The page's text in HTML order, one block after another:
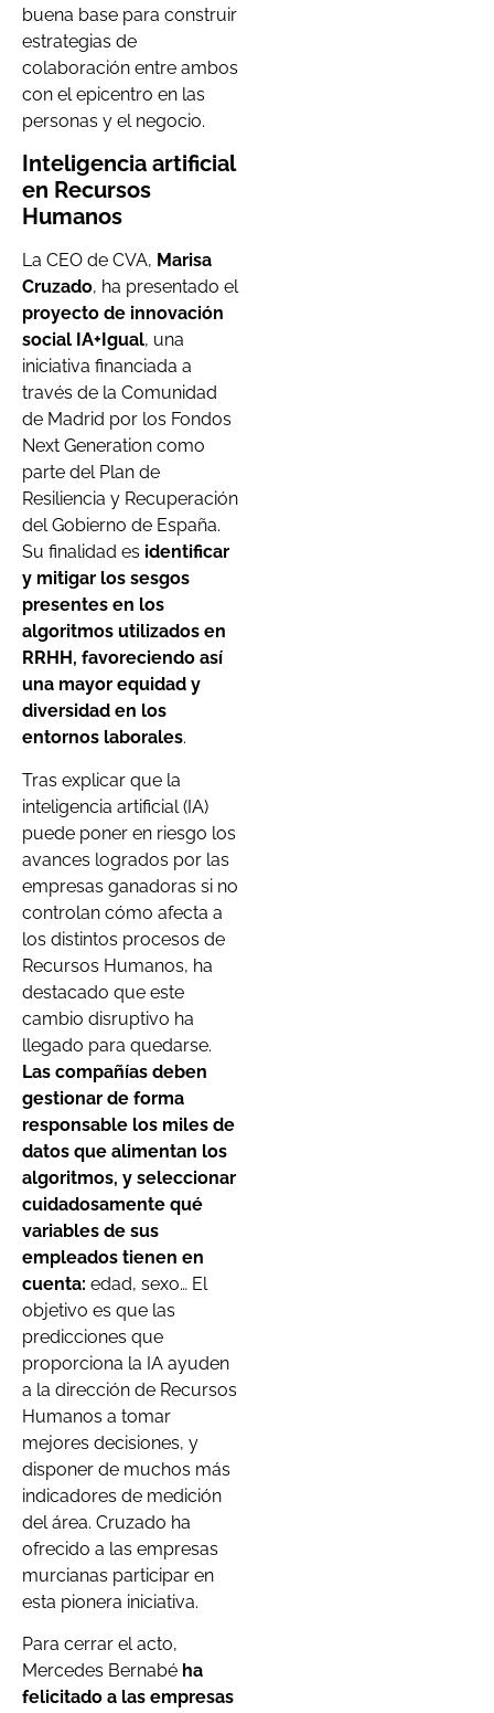
buena base para construir
estrategias de
colaboración entre ambos
con el epicentro en las
personas y el negocio.
Inteligencia artificial
en Recursos
Humanos
La CEO de CVA, Marisa
Cruzado, ha presentado el
proyecto de innovación
social IA+Igual, una
iniciativa financiada a
través de la Comunidad
de Madrid por los Fondos
Next Generation como
parte del Plan de
Resiliencia y Recuperación
del Gobierno de España.
Su finalidad es identificar
y mitigar los sesgos
presentes en los
algoritmos utilizados en
RRHH, favoreciendo así
una mayor equidad y
diversidad en los
entornos laborales.
Tras explicar que la
inteligencia artificial (IA)
puede poner en riesgo los
avances logrados por las
empresas ganadoras si no
controlan cómo afecta a
los distintos procesos de
Recursos Humanos, ha
destacado que este
cambio disruptivo ha
llegado para quedarse.
Las compañías deben
gestionar de forma
responsable los miles de
datos que alimentan los
algoritmos, y seleccionar
cuidadosamente qué
variables de sus
empleados tienen en
cuenta: edad, sexo… El
objetivo es que las
predicciones que
proporciona la IA ayuden
a la dirección de Recursos
Humanos a tomar
mejores decisiones, y
disponer de muchos más
indicadores de medición
del área. Cruzado ha
ofrecido a las empresas
murcianas participar en
esta pionera iniciativa.
Para cerrar el acto,
Mercedes Bernabé ha
felicitado a las empresas